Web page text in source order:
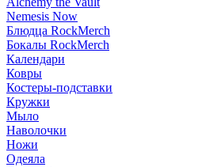
Nemesis Now
Блюдца RockMerch
Бокалы RockMerch
Календари
Ковры
Костеры-подставки
Кружки
Мыло
Наволочки
Ножи
Одеяла